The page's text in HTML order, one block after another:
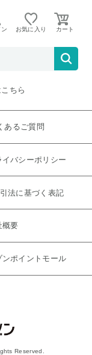
ン お気に入り
ただいま取り扱い
ちら
あるご質問
イバシーポリシー
法に基づく表記
概要
ンポイントモール
Reserved.